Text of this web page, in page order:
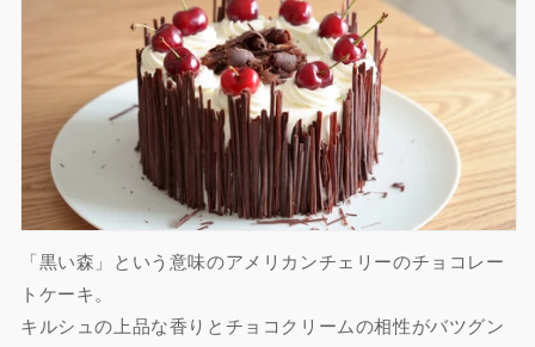
「黒い森」という意味のアメリカンチェリーのチョコレー
トケーキ。
キルシュの上品な香りとチョコクリームの相性がバツグン